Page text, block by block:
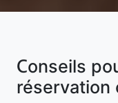
Conseils
réservation